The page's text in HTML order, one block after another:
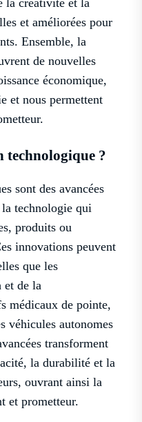
la créativité et la
et améliorées pour
Ensemble, la
de nouvelles
économique,
et nous permettent
technologique ?
sont des avancées
la technologie qui
produits ou
innovations peuvent
que les
et de la
médicaux de pointe,
véhicules autonomes
transforment
la durabilité et la
ouvrant ainsi la
et prometteur.